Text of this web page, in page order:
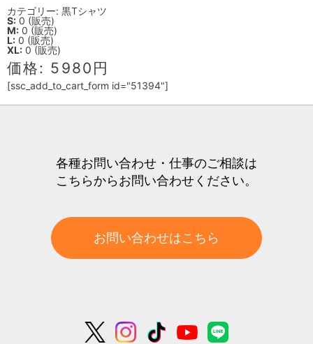
カテゴリー: 黒Tシャツ
S: 0 (販売)
M: 0 (販売)
L: 0 (販売)
XL: 0 (販売)
価格: 5980円
[ssc_add_to_cart_form id="51394"]
各種お問い合わせ・仕事のご相談は
こちらからお問い合わせください。
お問い合わせはこちら